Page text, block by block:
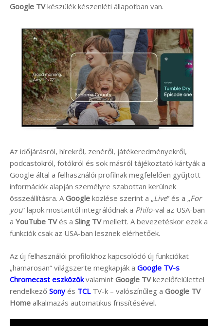
Google TVkészülék készenléti állapotban van.
Az időjárásról, hírekről, zenéről, játékeredményekről,
podcastokról, fotókról és sok másról tájékoztató kártyák a
Google által a felhasználói profilnak megfelelően gyűjtött
információk alapján személyre szabottan kerülnek
összeállításra. AGoogle közlése szerint a „Live” és a „For
you” lapok mostantól integrálódnak a Philo-val az USA-ban
a YouTube TVés a Sling TVmellett. A bevezetéskor ezek a
funkciók csak az USA-ban lesznek elérhetőek.
Az új felhasználói profilokhoz kapcsolódó új funkciókat
„hamarosan” világszerte megkapják a Google TV-s
Chromecast eszközökvalamint Google TVkezelőfelülettel
rendelkező Sonyés TCLTV-k – valószínűleg a Google TV
Home alkalmazás automatikus frissítésével.